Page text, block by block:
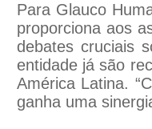
Para Glauco
proporciona aos
debates cruciais
entidade já são
América Latina.
ganha uma